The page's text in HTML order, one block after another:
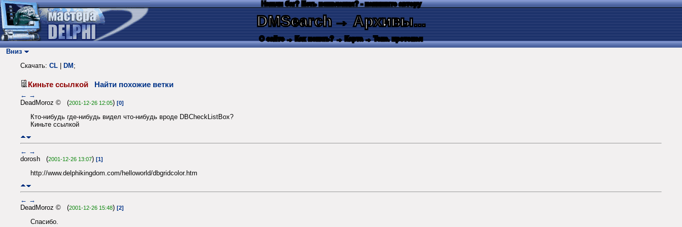
Нашли баг? Есть пожелания? - напишите автору
DMSearch→ Архивы...
О сайте → Как искать? → Карта → Текс. протокол
Вниз
Скачать: CL DM ;
Киньте ссылкой Найти похожие ветки
← →
DeadMoroz © (2001-12-26 12:05) [0]
Кто-нибудь где-нибудь видел что-нибудь вроде DBCheckListBox?
Киньте ссылкой
← →
dorosh (2001-12-26 13:07) [1]
http://www.delphikingdom.com/helloworld/dbgridcolor.htm
← →
DeadMoroz © (2001-12-26 15:48) [2]
Спасибо.